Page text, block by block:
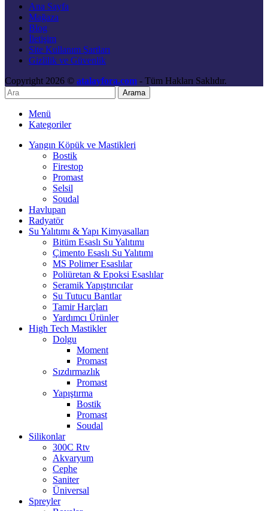
Ana Sayfa
Mağaza
Blog
İletişim
Site Kullanım Şartları
Gizlilik ve Güvenlik
Copyright 2026 © atalayfora.com - Tüm Hakları Saklıdır.
Arama
Menü
Kategoriler
Yangın Köpük ve Mastikleri
Bostik
Firestop
Promast
Selsil
Soudal
Havlupan
Radyatör
Su Yalıtımı & Yapı Kimyasalları
Bitüm Esaslı Su Yalıtımı
Çimento Esaslı Su Yalıtımı
MS Polimer Esaslılar
Poliüretan & Epoksi Esaslılar
Seramik Yapıştırıcılar
Su Tutucu Bantlar
Tamir Harçları
Yardımcı Ürünler
High Tech Mastikler
Dolgu
Moment
Promast
Sızdırmazlık
Promast
Yapıştırma
Bostik
Promast
Soudal
Silikonlar
300C Rtv
Akvaryum
Cephe
Saniter
Üniversal
Spreyler